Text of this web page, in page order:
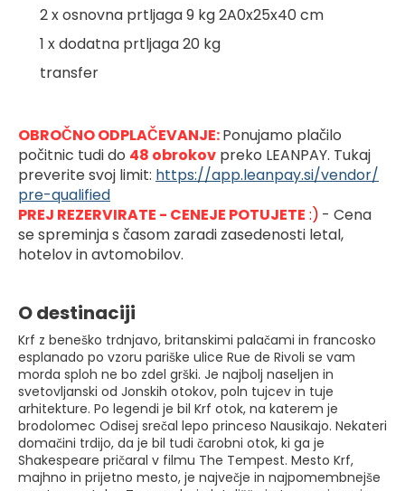
2 x osnovna prtljaga 9 kg 2A0x25x40 cm
1 x dodatna prtljaga 20 kg
transfer
OBROČNO ODPLAČEVANJE: Ponujamo plačilo
počitnic tudi do 48 obrokov preko LEANPAY. Tukaj
preverite svoj limit: https://app.leanpay.si/vendor/
pre-qualified
PREJ REZERVIRATE - CENEJE POTUJETE :) - Cena
se spreminja s časom zaradi zasedenosti letal,
hotelov in avtomobilov.
O destinaciji
Krf z beneško trdnjavo, britanskimi palačami in francosko
esplanado po vzoru pariške ulice Rue de Rivoli se vam
morda sploh ne bo zdel grški. Je najbolj naseljen in
svetovljanski od Jonskih otokov, poln tujcev in tuje
arhitekture. Po legendi je bil Krf otok, na katerem je
brodolomec Odisej srečal lepo princeso Nausikajo. Nekateri
domačini trdijo, da je bil tudi čarobni otok, ki ga je
Shakespeare pričaral v filmu The Tempest. Mesto Krf,
majhno in prijetno mesto, je največje in najpomembnejše